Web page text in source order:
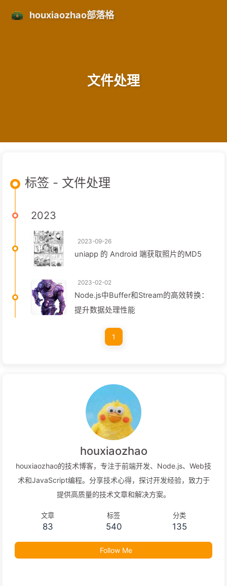
houxiaozhao部落格
文件处理
标签 - 文件处理
2023
2023-09-26
uniapp 的 Android 端获取照片的MD5
2023-02-02
Node.js中Buffer和Stream的高效转换：
提升数据处理性能
1
houxiaozhao
houxiaozhao的技术博客，专注于前端开发、Node.js、Web技
术和JavaScript编程。分享技术心得，探讨开发经验，致力于
提供高质量的技术文章和解决方案。
文章
83
标签
540
分类
135
Follow Me